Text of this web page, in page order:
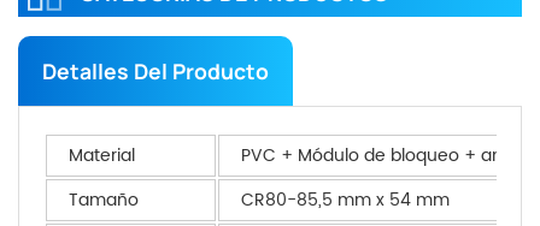
Detalles Del Producto
Material
PVC + Módulo de bloqueo + antena
Tamaño
CR80-85,5 mm x 54 mm